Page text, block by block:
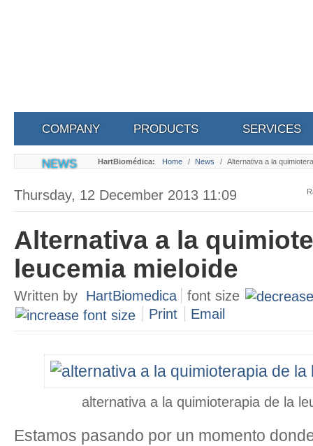
COMPANY PRODUCTS SERVICES
NEWS HartBiomédica: Home / News / Alternativa a la
Thursday, 12 December 2013 11:09
Alternativa a la
leucemia mieloide
Written by HartBiomedica
font size
Print
Email
alternativa a la quimioterapia de la
Estamos pasando por un momento